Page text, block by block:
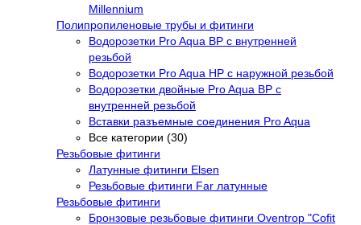
Millennium
Полипропиленовые трубы и фитинги
Водорозетки Pro Aqua ВР с внутренней
резьбой
Водорозетки Pro Aqua НР с наружной резьбой
Водорозетки двойные Pro Aqua ВР с
внутренней резьбой
Вставки разъемные соединения Pro Aqua
Все категории (30)
Резьбовые фитинги
Латунные фитинги Elsen
Резьбовые фитинги Far латунные
Резьбовые фитинги
Бронзовые резьбовые фитинги Oventrop "Cofit